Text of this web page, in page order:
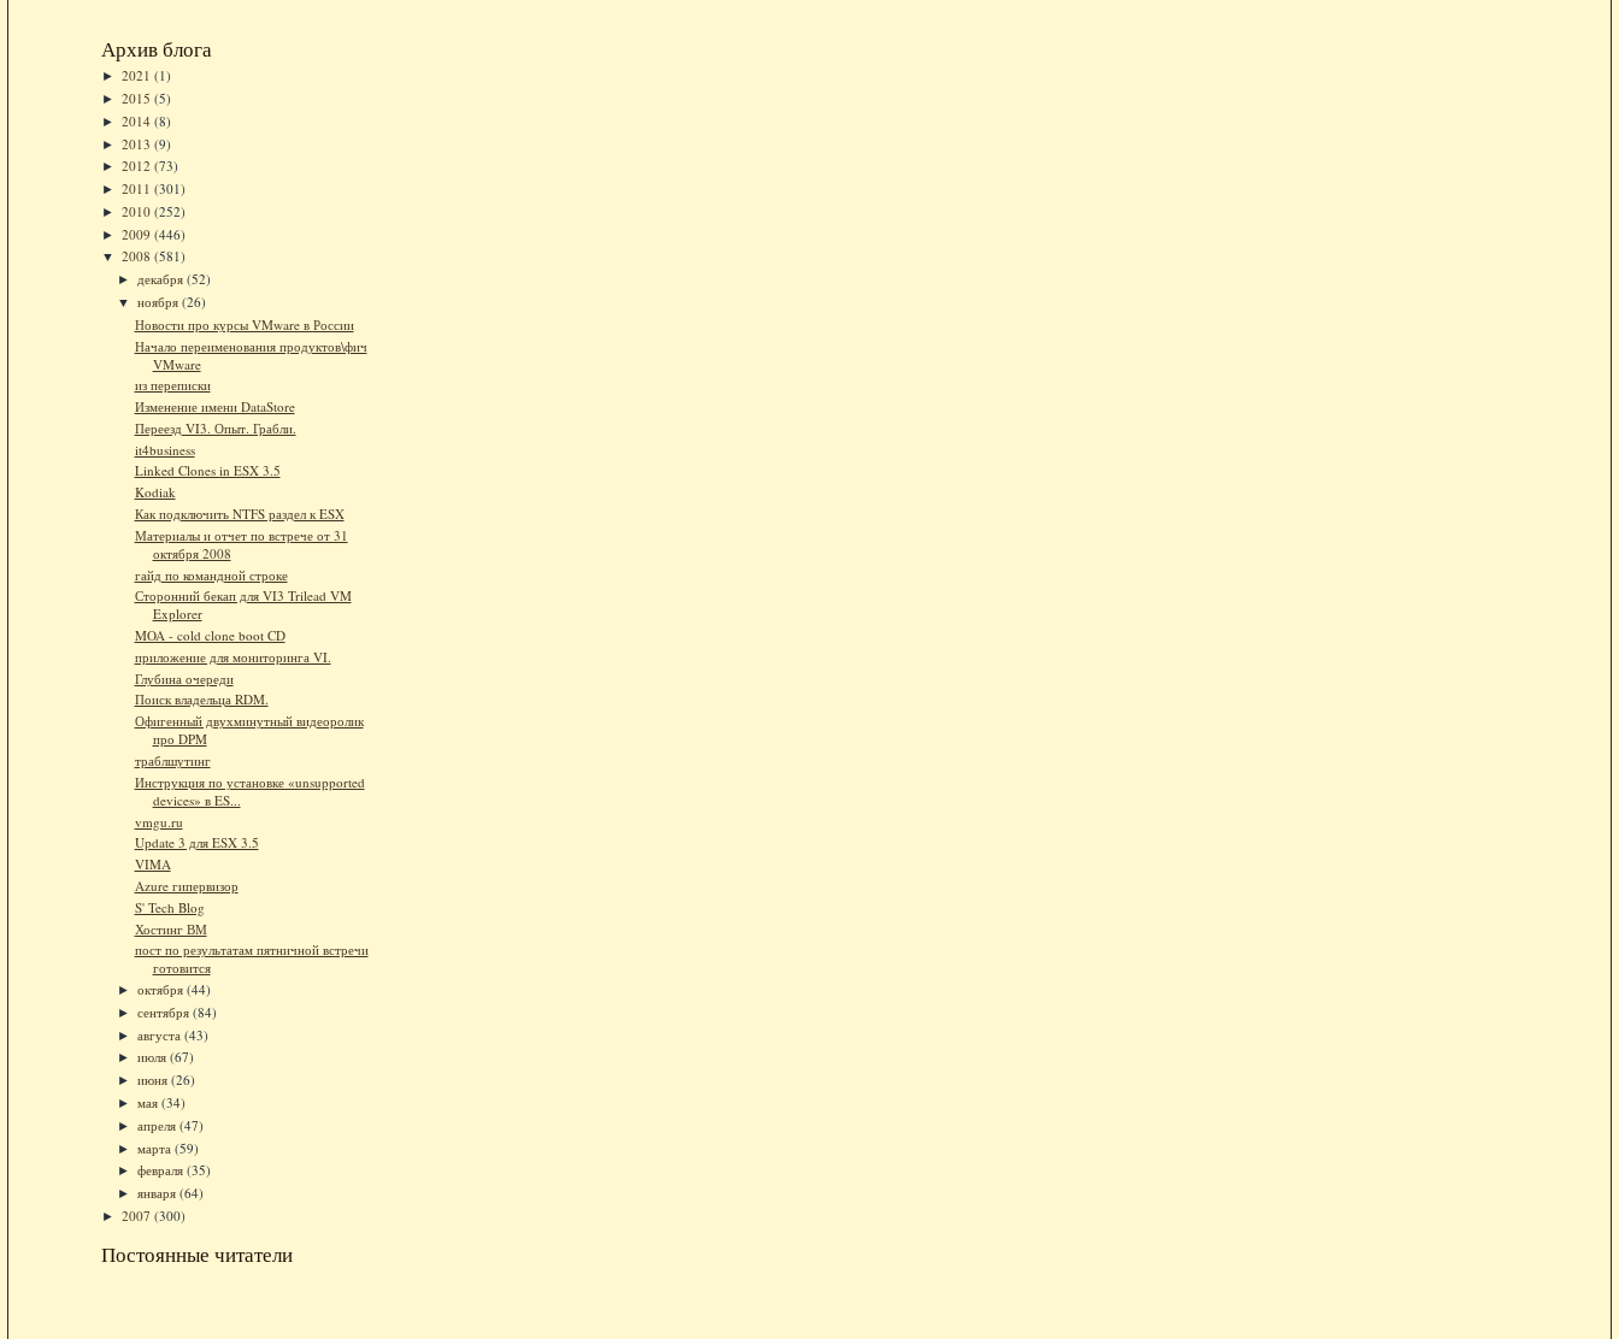
Архив блога
► 2021 (1)
► 2015 (5)
► 2014 (8)
► 2013 (9)
► 2012 (73)
► 2011 (301)
► 2010 (252)
► 2009 (446)
▼ 2008 (581)
► декабря (52)
▼ ноября (26)
Новости про курсы VMware в России
Начало переименования продуктов\фич
VMware
из переписки
Изменение имени DataStore
Переезд VI3. Опыт. Грабли.
it4business
Linked Clones in ESX 3.5
Kodiak
Как подключить NTFS раздел к ESX
Материалы и отчет по встрече от 31
октября 2008
гайд по командной строке
Сторонний бекап для VI3 Trilead VM
Explorer
MOA - cold clone boot CD
приложение для мониторинга VI.
Глубина очереди
Поиск владельца RDM.
Офигенный двухминутный видеоролик
про DPM
траблшутинг
Инструкция по установке «unsupported
devices» в ES...
vmgu.ru
Update 3 для ESX 3.5
VIMA
Azure гипервизор
S' Tech Blog
Хостинг ВМ
пост по результатам пятничной встречи
готовится
► октября (44)
► сентября (84)
► августа (43)
► июля (67)
► июня (26)
► мая (34)
► апреля (47)
► марта (59)
► февраля (35)
► января (64)
► 2007 (300)
Постоянные читатели